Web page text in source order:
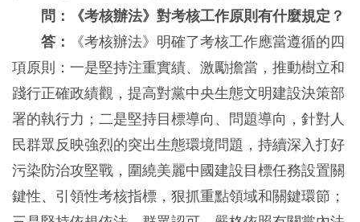
問：《考核辦法》對考核工作原則有什麼規定？
答：
《考核辦法》明確了考核工作應當遵循的四
項原則：一是堅持注重實績、激勵擔當，推動樹立和
踐行正確政績觀，提高對黨中央生態文明建設決策部
署的執行力；二是堅持目標導向、問題導向，針對人
民群眾反映強烈的突出生態環境問題，持續深入打好
污染防治攻堅戰，圍繞美麗中國建設目標任務設置關
鍵性、引領性考核指標，狠抓重點領域和關鍵環節；